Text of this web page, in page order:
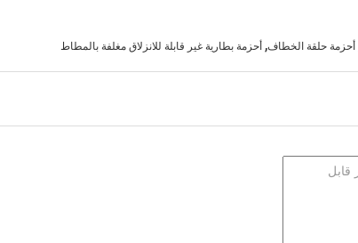
أحزمة حلقة الخطاف, أحزمة بطارية غير قابلة للانزلاق مغلفة بالمطاط